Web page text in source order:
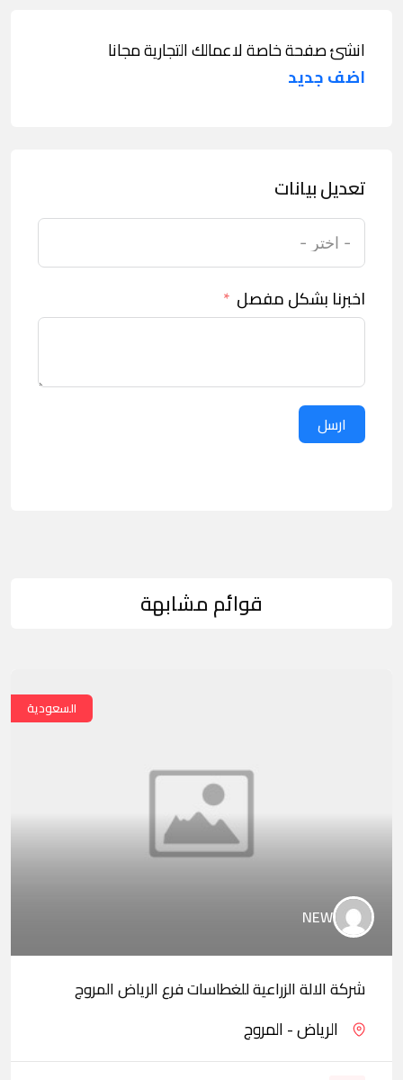
انشئ صفحة خاصة لاعمالك التجارية مجانا
اضف جديد
تعديل بيانات
اخبرنا بشكل مفصل
ارسل
قوائم مشابهة
السعودية
NEW
شركة الالة الزراعية للغطاسات فرع الرياض المروج
الرياض - المروج